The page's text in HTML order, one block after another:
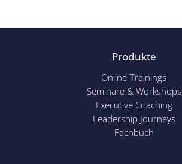
Produkte
Online-Trainings
Seminare & Workshops
Executive Coaching
Leadership Journeys
Fachbuch